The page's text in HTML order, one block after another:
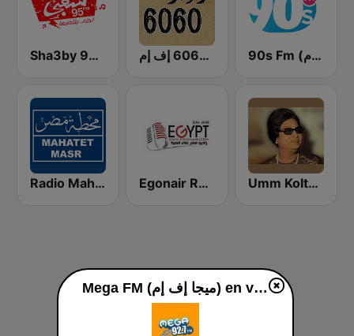
Sha3by 95 FM راديو 6060 إف إم 90s Fm (تسعينات اف ام)
Radio Mahatet Masr (محطة مصر) Egonair Radio (راديو مصر على الهوا) Umm Kolthoum راديو أم كلثوم
Mega FM (ميجا إف إم) en vivo